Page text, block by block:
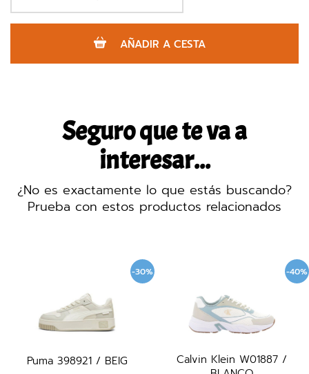
AÑADIR A CESTA
Seguro que te va a
interesar...
¿No es exactamente lo que estás buscando?
Prueba con estos productos relacionados
-30%
Puma 398921 / BEIG
-40%
Calvin Klein W01887 /